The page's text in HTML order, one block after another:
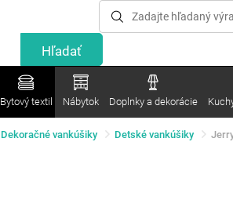
Bytový textil Nábytok Doplnky a dekorácie
Dekoračné vankúšiky Detské vankúšiky